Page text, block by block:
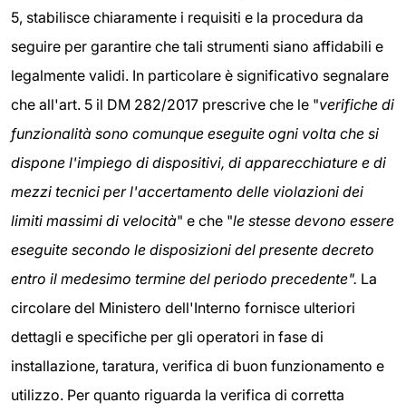
5, stabilisce chiaramente i requisiti e la procedura da
seguire per garantire che tali strumenti siano affidabili e
legalmente validi. In particolare è significativo segnalare
che all'art. 5 il DM 282/2017 prescrive che le "verifiche di
funzionalità sono comunque eseguite ogni volta che si
dispone l'impiego di dispositivi, di apparecchiature e di
mezzi tecnici per l'accertamento delle violazioni dei
limiti massimi di velocità" e che "le stesse devono essere
eseguite secondo le disposizioni del presente decreto
entro il medesimo termine del periodo precedente". La
circolare del Ministero dell'Interno fornisce ulteriori
dettagli e specifiche per gli operatori in fase di
installazione, taratura, verifica di buon funzionamento e
utilizzo. Per quanto riguarda la verifica di corretta